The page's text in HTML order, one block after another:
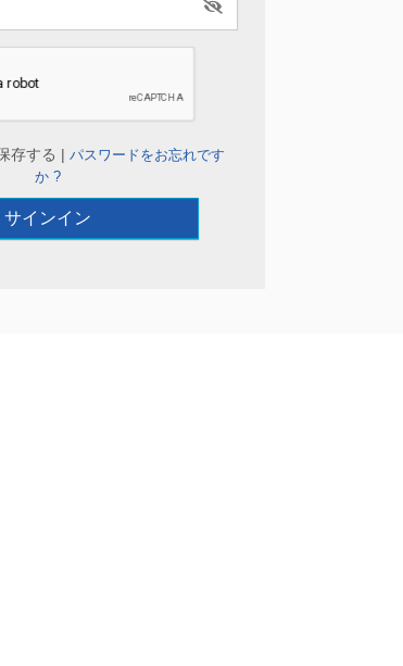
存する |パスワードをお忘れです
か ?